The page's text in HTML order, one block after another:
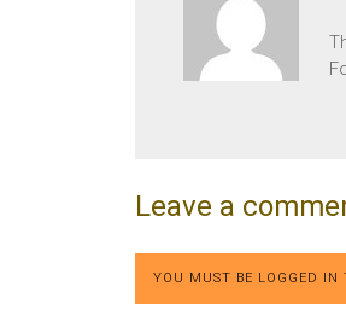
Leave a
YOU MUST BE LOGGED IN